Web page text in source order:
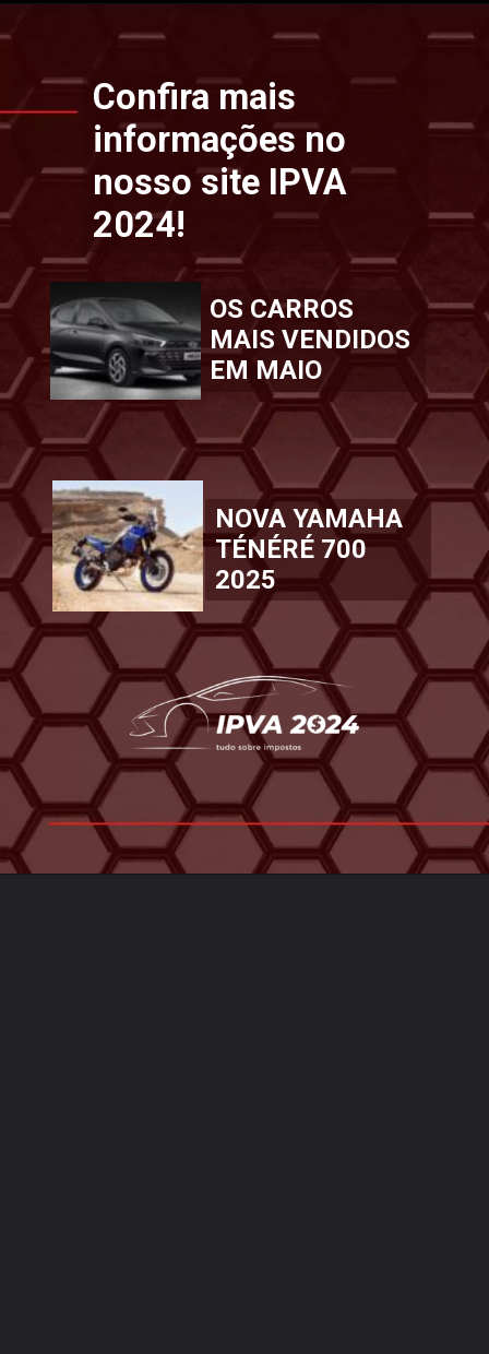
Openinghttps://www.ipvaconsulta.app.br/
OS CARROS
MAIS VENDIDOS
EM MAIO
NOVA YAMAHA
TÉNÉRÉ 700
2025
Confira mais
informações no
nosso site IPVA
2024!